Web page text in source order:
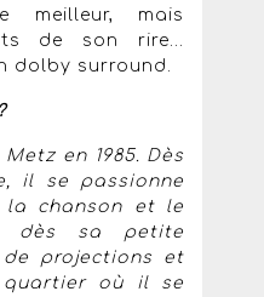
meilleur, mais
de son rire...
dolby surround.
en 1985. Dès
il se passionne
la chanson et le
dès sa petite
projections et
quartier où il se